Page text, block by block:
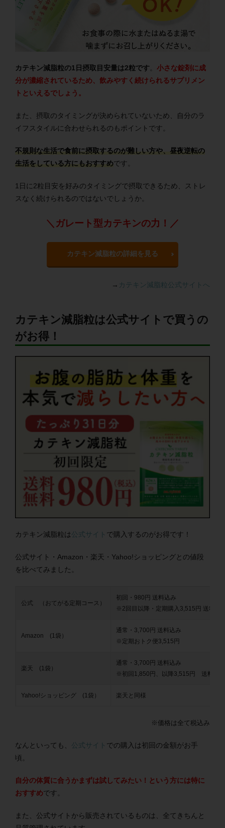
カテキン減脂粒の1日摂取目安量は2粒です
小さな錠剤に成
分が濃縮されているため、飲みやすく続けられるサプリメン
トといえるでしょう。
また、摂取のタイミングが決められていないため、自分のラ
イフスタイルに合わせられるのもポイントです。
不規則な生活で食前に摂取するのが難しい方や、昼夜逆転の
生活をしている方にもおすすめです。
1日に2粒目安を好みのタイミングで摂取できるため、ストレ
スなく続けられるのではないでしょうか。
＼ガレート型カテキンの力！／
カテキン減脂粒の詳細を見る
→ カテキン減脂粒公式サイトへ
カテキン減脂粒は公式サイトで買うの
がお得！
カテキン減脂粒は公式サイト で購入するのがお得です！
公式サイト・Amazon・楽天・Yahoo!ショッピングとの値段
を比べてみました。
公式 （おてがる定期コース）
初回・980円 送料込み
※2回目以降・定期購入3,515円 送料込
Amazon (1袋）
通常・3,700円 送料込み
※定期おトク便3,515円
楽天 (1袋）
通常・3,700円 送料込み
※初回1,850円、以降3,515円 送料込み
Yahoo!ショッピング (1袋） 楽天と同様
※価格は全て税込み
なんといっても、 公式サイト での購入は初回の金額がお手
頃。
自分の体質に合うかまずは試してみたい！という方には特に
おすすめです。
また、公式サイトから販売されているものは、全てきちんと